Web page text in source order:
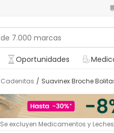
Oportunidades
Cadenitas / Suavinex Broche
excluyen Medicamentos y